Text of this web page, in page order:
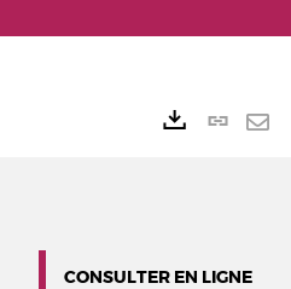
Lien
CONSULTER EN LIGNE